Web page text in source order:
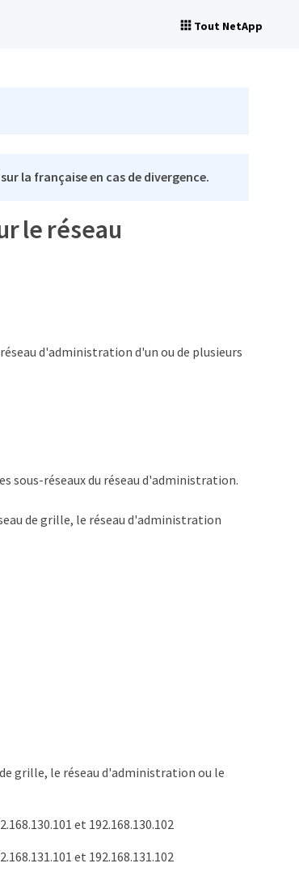
Tout NetApp
la française en cas de divergence.
le réseau
d'administration d'un ou de plusieurs
sous-réseaux du réseau d'administration.
de grille, le réseau d'administration
grille, le réseau d'administration ou le
et 192.168.130.102
et 192.168.131.102